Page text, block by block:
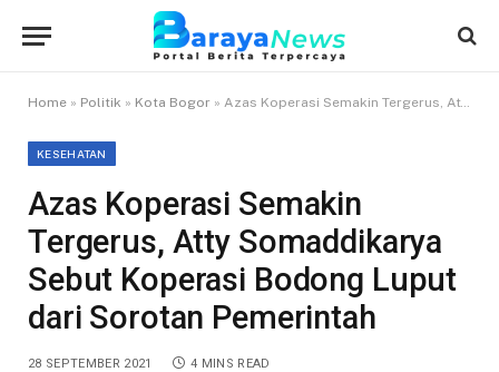
Home » Politik » Kota Bogor » Azas Koperasi Semakin Tergerus, Atty Somaddikarya Sebut Koperasi Bodong Luput dari Sorotan Pemerintah
KESEHATAN
Azas Koperasi Semakin
Tergerus, Atty Somaddikarya
Sebut Koperasi Bodong Luput
dari Sorotan Pemerintah
28 SEPTEMBER 2021 4 MINS READ